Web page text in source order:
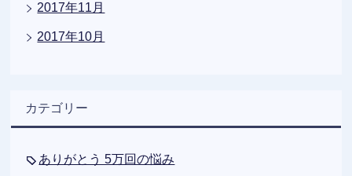
2017年11月
2017年10月
カテゴリー
ありがとう 5万回の悩み